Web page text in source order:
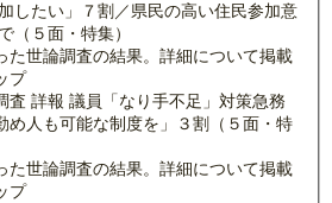
したい」７割／県民の高い住民参加意
（５面・特集）
世論調査の結果。詳細について掲載
プ
査 詳報 議員「なり手不足」対策急務
め人も可能な制度を」３割（５面・特
世論調査の結果。詳細について掲載
プ